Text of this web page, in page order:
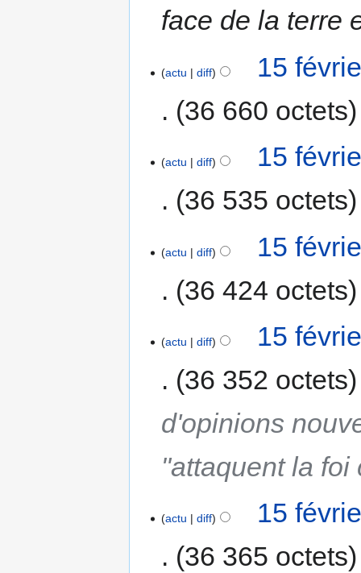
face de la terre
actu diff
15
36 660 octets
actu diff
15
36 535 octets
actu diff
15
36 424 octets
actu diff
15
36 352 octets
d'opinions
"attaquent la foi
actu diff
15
36 365 octets